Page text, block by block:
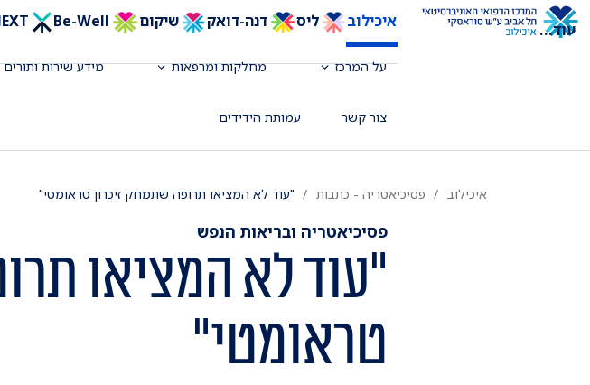
איכילוב ליס דנה-דואק שיקום Be-Well
על המרכז מחלקות ומרפאות מידע שירות ותורים
צור קשר עמותת הידידים
עוד...
איכילוב פסיכיאטריה - כתבות "עוד לא המציאו תרופה שתמחק זיכרון טראומטי"
פסיכיאטריה ובריאות הנפש
"עוד לא המציאו
טראומטי"